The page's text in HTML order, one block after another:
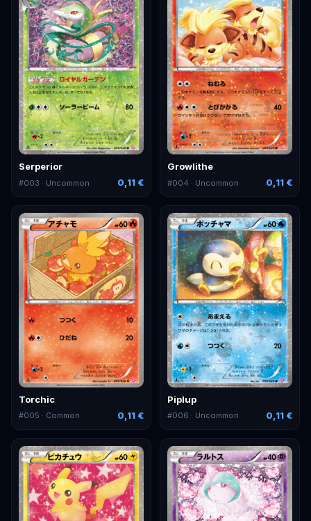
Serperior
#003 · Uncommon 0,11 €
Growlithe
#004 · Uncommon 0,11 €
Torchic
#005 · Common 0,11 €
Piplup
#006 · Uncommon 0,11 €